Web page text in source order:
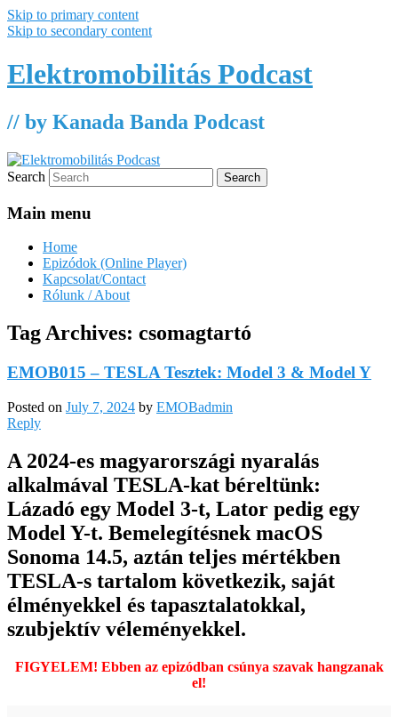
Skip to primary content
Skip to secondary content
Elektromobilitás Podcast
// by Kanada Banda Podcast
Search
Main menu
Home
Epizódok (Online Player)
Kapcsolat/Contact
Rólunk / About
Tag Archives: csomagtartó
EMOB015 – TESLA Tesztek: Model 3 & Model Y
Posted on July 7, 2024 by EMOBadmin
Reply
A 2024-es magyarországi nyaralás
alkalmával TESLA-kat béreltünk:
Lázadó egy Model 3-t, Lator pedig egy
Model Y-t. Bemelegítésnek macOS
Sonoma 14.5, aztán teljes mértékben
TESLA-s tartalom következik, saját
élményekkel és tapasztalatokkal,
szubjektív véleményekkel.
FIGYELEM! Ebben az epizódban csúnya szavak hangzanak
el!